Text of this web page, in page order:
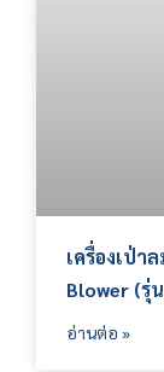
เครื่องเป่า
Blower (รุ่
อ่านต่อ »